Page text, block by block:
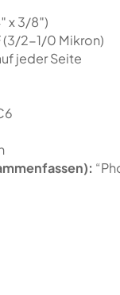
x 3/8″)
2-1/0 Mikron)
jeder Seite